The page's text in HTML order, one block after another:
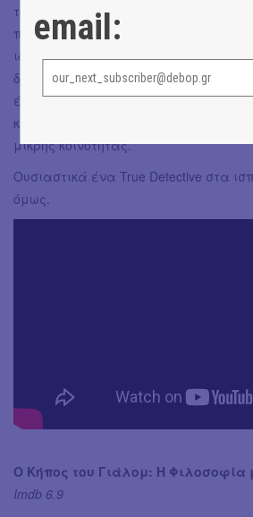
του απολυταρχικού καθεστώτος, ο
πρέπει να παραμερίσουν τις
ιδεολογικές διαφορές τους
δολοφόνο που για χρόνια
έρευνά τους θα τους οδηγήσει σε
καθώς ανασύρει στην επιφάνεια τα
μικρής κοινότητας.
Ουσιαστικά ένα True Detective στα
όμως.
Ο Κήπος του Γιάλομ: Η Φιλοσοφία
Imdb 6.9
email: